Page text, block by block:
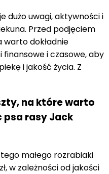
dużo uwagi, aktywności i
Przed podjęciem
warto dokładnie
i czasowe, aby
i jakość życia. Z
na które warto
rasy Jack
małego rozrabiaki
w zależności od jakości